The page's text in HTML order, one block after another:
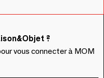
?
vous connecter à MOM